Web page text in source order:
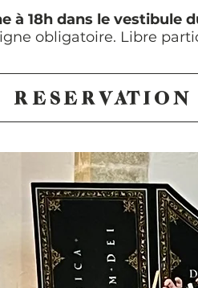
à 18h dans le vestibule
obligatoire. Libre
RESERVATION